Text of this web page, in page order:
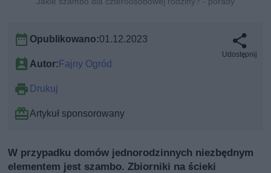
Opublikowano:01.12.2023
Autor:Fajny Ogród
Drukuj
Artykuł sponsorowany
Udostępnij
W przypadku domów jednorodzinnych niezbędnym
elementem jest szambo. Zbiorniki na ścieki